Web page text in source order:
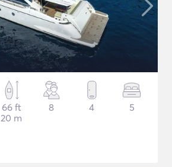
66 ft
20 m
8 4 5